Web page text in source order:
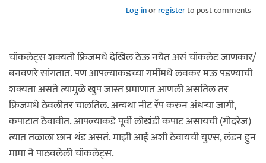
Log inorregisterto post comments
चॉकलेट्स शक्यतो फ्रिजमधे देखिल ठेऊ नयेत असं चॉकलेट जाणकार/
बनवणरे सांगतात. पण आपल्याकडच्या गर्मीमधे लवकर मऊ पडण्याची
शक्यता असते त्यामुळे खुप जास्त प्रमाणात आणली असतिल तर
फ्रिजमधे ठेवलीतर चालतिल. अन्यथा नीट रॅप करुन अंधर्‍या जागी,
कपाटात ठेवावीत. आपल्याकडे पूर्वी लोखंडी कपाट असायची (गोदरेज)
त्यात तळाला छान थंड असतं. माझी आई अशी ठेवायची युएस, लंडन हुन
मामा ने पाठवलेली चॉकलेट्स.